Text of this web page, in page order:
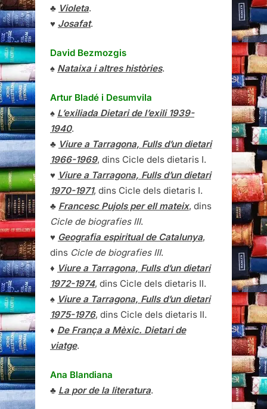
♣ Violeta.
♥ Josafat.
David Bezmozgis
♠ Nataixa i altres històries.
Artur Bladé i Desumvila
♠ L’exiliada Dietari de l’exili 1939-
1940.
♣ Viure a Tarragona, Fulls d’un dietari
1966-1969, dins Cicle dels dietaris I.
♥ Viure a Tarragona, Fulls d’un dietari
1970-1971, dins Cicle dels dietaris I.
♣ Francesc Pujols per ell mateix, dins
Cicle de biografies III.
♥ Geografia espiritual de Catalunya,
dins Cicle de biografies III.
♦ Viure a Tarragona, Fulls d’un dietari
1972-1974, dins Cicle dels dietaris II.
♠ Viure a Tarragona, Fulls d’un dietari
1975-1976, dins Cicle dels dietaris II.
♦ De França a Mèxic. Dietari de
viatge.
Ana Blandiana
♣ La por de la literatura.